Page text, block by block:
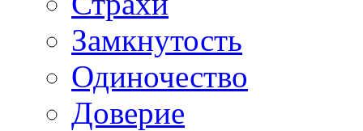
Замкнутость
Одиночество
Доверие